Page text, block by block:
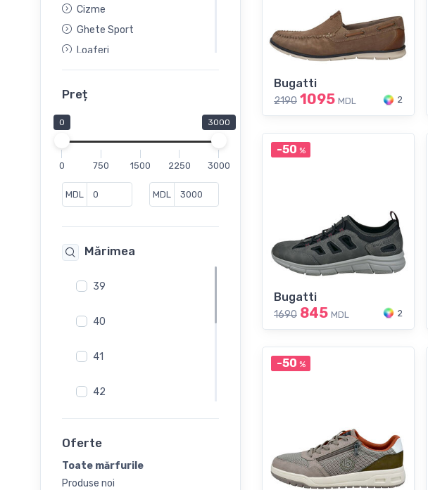
Cizme
Ghete Sport
Loaferi
Mocasini
Pantofi
Slip-On
Sneakers
Preț
0 3000
0 750 1500 2250 3000
MDL MDL
Mărimea
39
40
41
42
44
Oferte
Toate mărfurile
Produse noi
Bugatti
2190 1095 MDL 2
-50 %
Bugatti
1690 845 MDL 2
-50 %